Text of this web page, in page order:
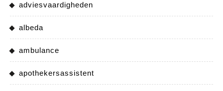
adviesvaardigheden
albeda
ambulance
apothekersassistent